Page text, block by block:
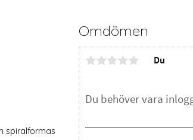
spiralformas
Omdömen
Du